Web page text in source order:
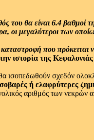
του θα είναι 6.4 βαθμοί
οι μεγαλύτεροι των
που πρόκειται
ιστορία της
ισοπεδωθούν σχεδόν
ή ελαφρύτερες
αριθμός των νεκρών